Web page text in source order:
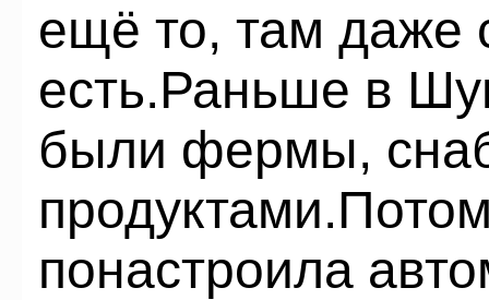
ещё то, там даже
есть.Раньше в
были фермы,
понастроила